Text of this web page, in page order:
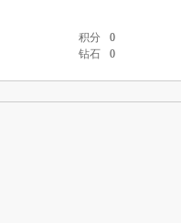
积分
0
钻石 0